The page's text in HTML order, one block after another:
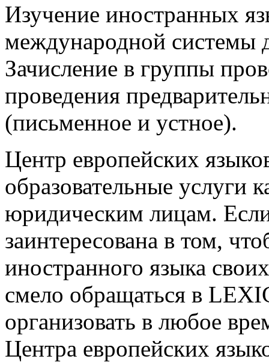
Изучение иностранных
международной системы
Зачисление в группы
проведения
(письменное и устное).
Центр европейских
образовательные услуги
юридическим лицам.
заинтересована в том,
иностранного языка
смело обращаться в
организовать в любое
Центра европейских